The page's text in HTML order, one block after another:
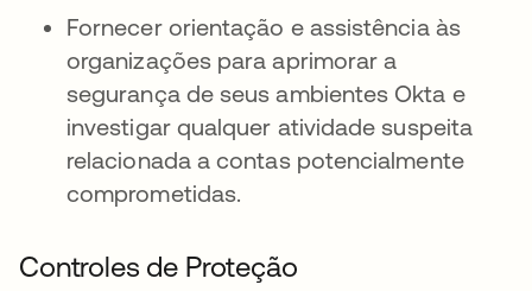
Fornecer orientação e assistência às
organizações para aprimorar a
segurança de seus ambientes Okta e
investigar qualquer atividade suspeita
relacionada a contas potencialmente
comprometidas.
Controles de Proteção